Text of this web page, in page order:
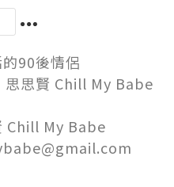
90後情侶
思賢 Chill My Babe
Chill My Babe